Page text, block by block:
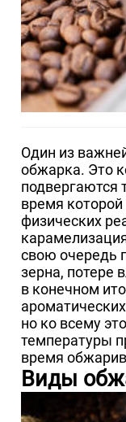
Один из
обжарка. Это
подвергаются
время которой
физических
свою очередь
зерна, потере
в конечном
но ко всему
температуры
время
Виды